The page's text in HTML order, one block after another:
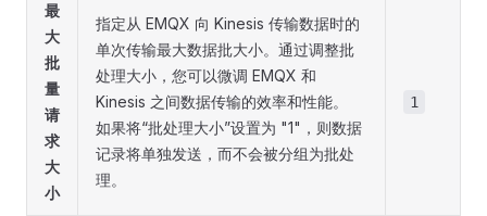
最
大
批
量
请
求
大
小
指定从 EMQX 向 Kinesis 传输数据时的
单次传输最大数据批大小。通过调整批
处理大小，您可以微调 EMQX 和
Kinesis 之间数据传输的效率和性能。
如果将“批处理大小”设置为 "1"，则数据
记录将单独发送，而不会被分组为批处
理。
1